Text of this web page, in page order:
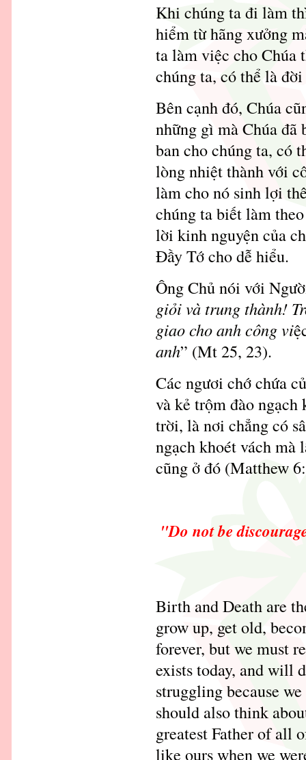
Khi chúng ta đi làm
hiểm từ hãng xưởng
ta làm việc cho Chúa
chúng ta, có thể là
Bên cạnh đó, Chúa
những gì mà Chúa đã
ban cho chúng ta, có
lòng nhiệt thành với
làm cho nó sinh lợi
chúng ta biết làm
lời kinh nguyện của
Đầy Tớ cho dễ hiểu.
Ông Chủ nói với
giỏi và trung thành!
giao cho anh công vi
anh” (Mt 25, 23).
Các ngươi chớ chứa
và kẻ trộm đào ngạch
trời, là nơi chẳng có
ngạch khoét vách
cũng ở đó (Matthew
"Do not be
Birth and Death are
grow up, get old,
forever, but we must
exists today, and will
struggling because
should also think
greatest Father of all
like ours when we